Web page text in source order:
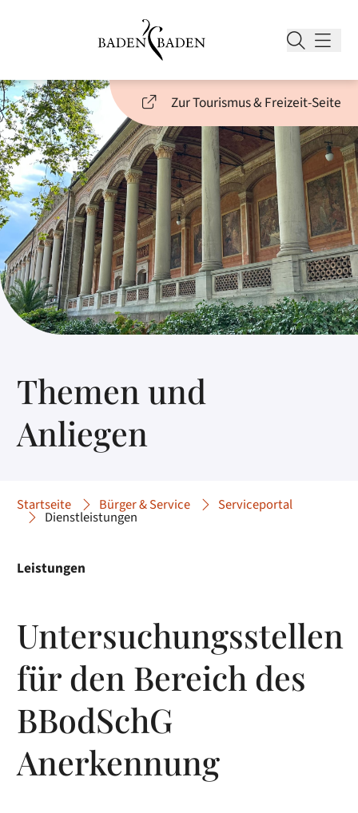
Zur Tourismus & Freizeit-Seite
Themen und
Anliegen
Startseite Bürger & Service Serviceportal
Dienstleistungen
Leistungen
Untersuchungsstellen
für den Bereich des
BBodSchG
Anerkennung